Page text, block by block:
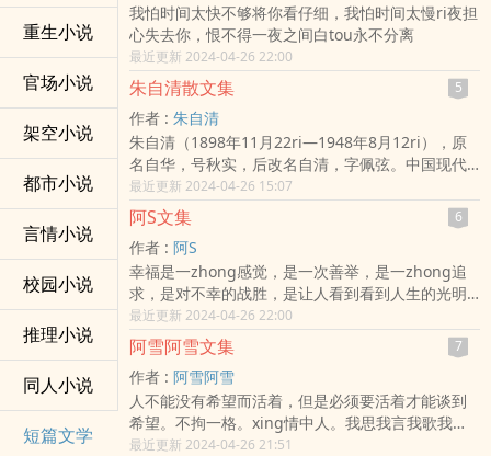
重生小说
官场小说
架空小说
都市小说
言情小说
校园小说
推理小说
同人小说
短篇文学
我怕时间太快不够将你看仔细，我怕时间太慢ri夜担
心失去你，恨不得一夜之间白tou永不分离
最近更新 2024-04-26 22:00
朱自清散文集 5
作者 : 朱自清
朱自清（1898年11月22ri—1948年8月12ri），原
名自华，号秋实，后改名自清，字佩弦。中国现代
散文家、诗人、学者、民主战士。原籍浙江绍兴，
出生于江苏省东海县（今连云港市东海县平明
镇），后随祖父、父亲定居扬州，自称“我是扬州
人”。1916年中学毕业并成功考ru北京大学预科。
1919年开始发表诗歌。1928年第一本散文集《背
影》出版。1932年7月，任清华大学中国文学系主
任。1934年，出版《欧游杂记》和《lun敦杂记》。
1935年，出版散文集《你我》。19…
最近更新 2024-04-26 15:07
阿S文集 6
作者 : 阿S
幸福是一zhong感觉，是一次善举，是一zhong追
求，是对不幸的战胜，是让人看到看到人生的光明
和美好的jing神力量，幸福还可以是一首悠美的歌
曲，一个理解的眼神，甚至有时候，遗憾也是一
zhong幸福，有如残缺也是一zhong美一样。幸福
无chu不在，就在你shen边，就在你shen上，你感
觉到了吗？…
最近更新 2024-04-26 22:00
阿雪阿雪文集 7
作者 : 阿雪阿雪
人不能没有希望而活着，但是必须要活着才能谈到
希望。不拘一格。xing情中人。我思我言我歌我
写。于生活中感言，信笔dao来，悠悠我心。…
最近更新 2024-04-26 21:51